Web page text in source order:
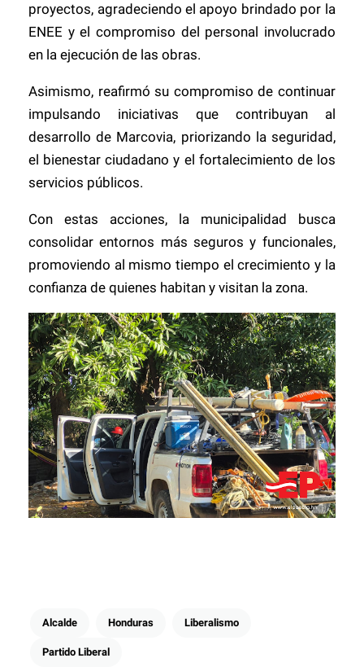
proyectos, agradeciendo el apoyo brindado por la
ENEE y el compromiso del personal involucrado
en la ejecución de las obras.
Asimismo, reafirmó su compromiso de continuar
impulsando iniciativas que contribuyan al
desarrollo de Marcovia, priorizando la seguridad,
el bienestar ciudadano y el fortalecimiento de los
servicios públicos.
Con estas acciones, la municipalidad busca
consolidar entornos más seguros y funcionales,
promoviendo al mismo tiempo el crecimiento y la
confianza de quienes habitan y visitan la zona.
Alcalde Honduras Liberalismo
Partido Liberal